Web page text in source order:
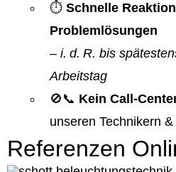
⏱️ Schnelle
Problemlösungen
– i. d. R. bis
Arbeitstag
🚫📞 Kein Call-
unseren Technikern
Referenzen